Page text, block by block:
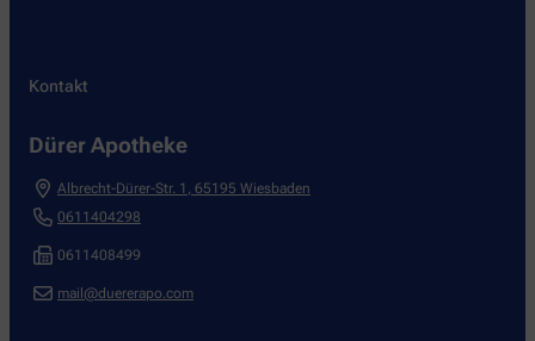
Kontakt
Dürer Apotheke
Albrecht-Dürer-Str. 1 65195 Wiesbaden
0611404298
0611408499
mail@duererapo.com